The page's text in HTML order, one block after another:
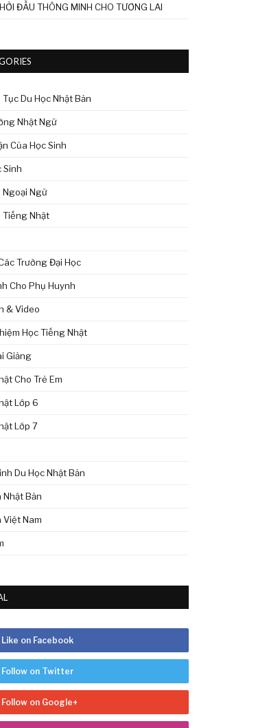
ĐẦU THÔNG MINH CHO TƯƠNG LAI
Tục Du Học Nhật Bản
Nhật Ngữ
Của Học Sinh
Sinh
Ngoại Ngữ
Tiếng Nhật
Trường Đại Học
Cho Phụ Huynh
& Video
Học Tiếng Nhật
Giảng
Cho Trẻ Em
Lớp 6
Lớp 7
Du Học Nhật Bản
Nhật Bản
Việt Nam
Like on Facebook
Follow on Twitter
Follow on Google+